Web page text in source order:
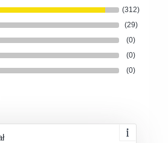
(312)
(29)
(0)
(0)
(0)